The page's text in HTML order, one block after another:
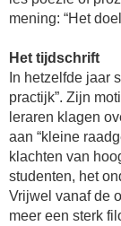
mening: “Het
Het tijdschrift
In hetzelfde jaar
practijk”. Zijn
leraren klagen
aan “kleine
klachten van
studenten, het
Vrijwel vanaf de
meer een sterk